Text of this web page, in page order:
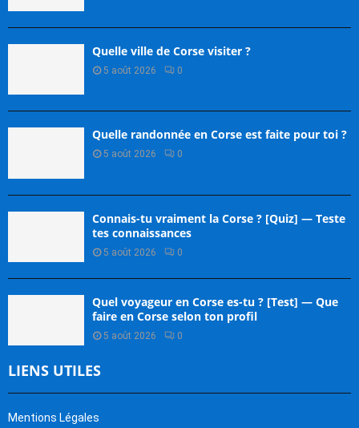
Quelle ville de Corse visiter ?
5 août 2026 0
Quelle randonnée en Corse est faite pour toi ?
5 août 2026 0
Connais-tu vraiment la Corse ? [Quiz] — Teste
tes connaissances
5 août 2026 0
Quel voyageur en Corse es-tu ? [Test] — Que
faire en Corse selon ton profil
5 août 2026 0
LIENS UTILES
Mentions Légales